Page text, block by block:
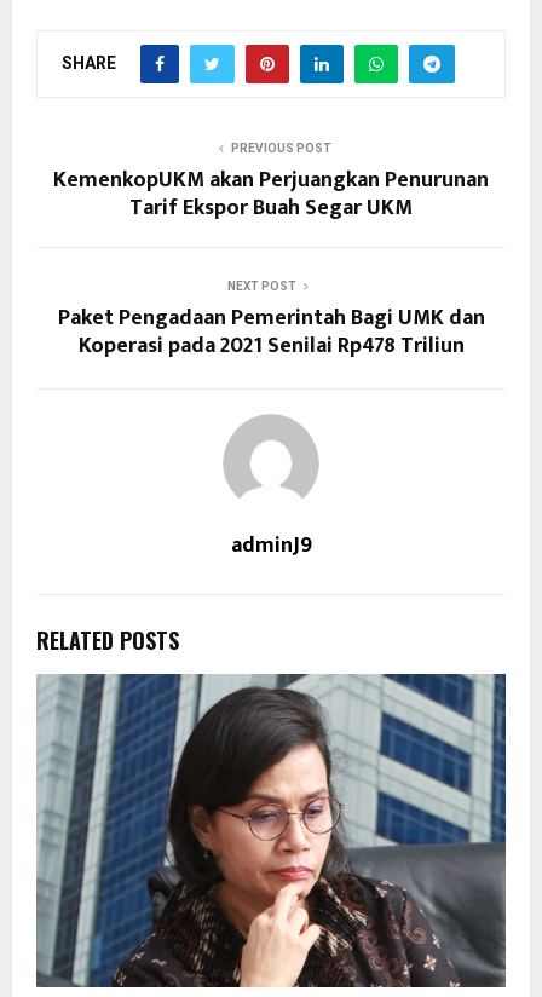
SHARE
PREVIOUS POST
KemenkopUKM akan Perjuangkan Penurunan
Tarif Ekspor Buah Segar UKM
NEXT POST
Paket Pengadaan Pemerintah Bagi UMK dan
Koperasi pada 2021 Senilai Rp478 Triliun
adminJ9
RELATED POSTS